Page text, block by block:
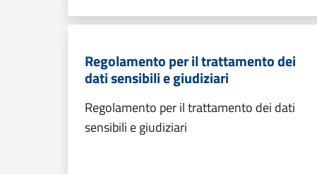
Regolamento per il trattamento dei
dati sensibili e giudiziari
Regolamento per il trattamento dei dati
sensibili e giudiziari